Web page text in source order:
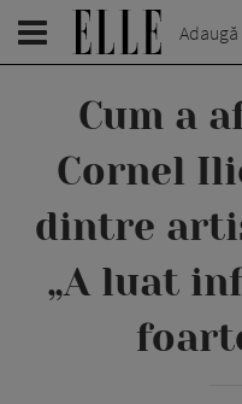
Adaugă
Cum a
Cornel
dintre
„A luat